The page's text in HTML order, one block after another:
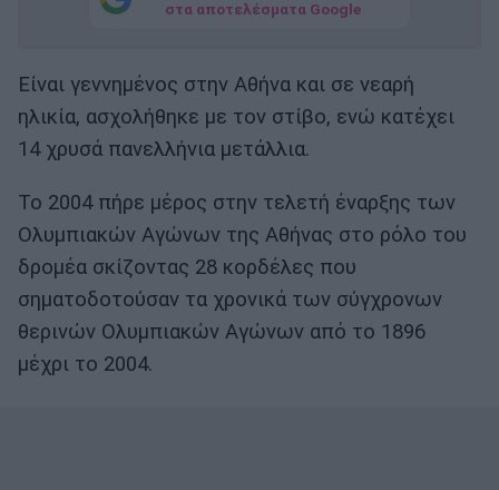
στα αποτελέσματα Google
Είναι γεννημένος στην Αθήνα και σε νεαρή
ηλικία, ασχολήθηκε με τον στίβο, ενώ κατέχει
14 χρυσά πανελλήνια μετάλλια.
Το 2004 πήρε μέρος στην τελετή έναρξης των
Ολυμπιακών Αγώνων της Αθήνας στο ρόλο του
δρομέα σκίζοντας 28 κορδέλες που
σηματοδοτούσαν τα χρονικά των σύγχρονων
θερινών Ολυμπιακών Αγώνων από το 1896
μέχρι το 2004.